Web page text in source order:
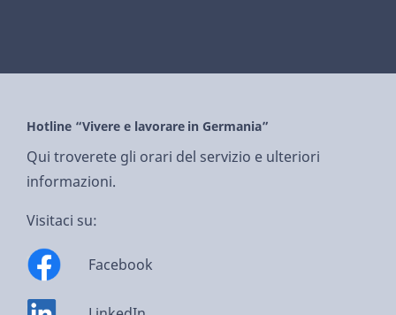
Hotline “Vivere e lavorare in Germania”
Qui troverete gli orari del servizio e ulteriori
informazioni.
Visitaci su:
Facebook